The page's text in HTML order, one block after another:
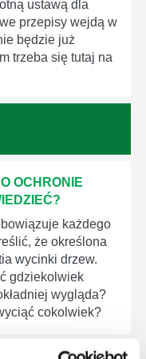
ustawą dla
przepisy wejdą w
będzie już
trzeba się tutaj na
OCHRONIE
każdego
że określona
wycinki drzew.
gdziekolwiek
wygląda?
cokolwiek?